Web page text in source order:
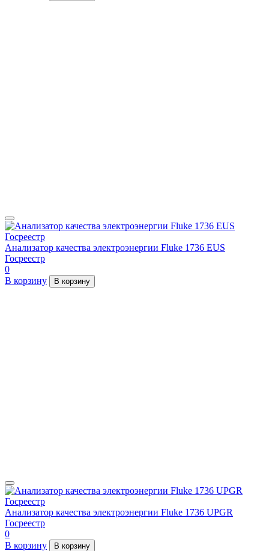
Анализатор качества электроэнергии Fluke 1736 EUS
Госреестр
0
В корзину
В корзину
Анализатор качества электроэнергии Fluke 1736 UPGR
Госреестр
0
В корзину
В корзину